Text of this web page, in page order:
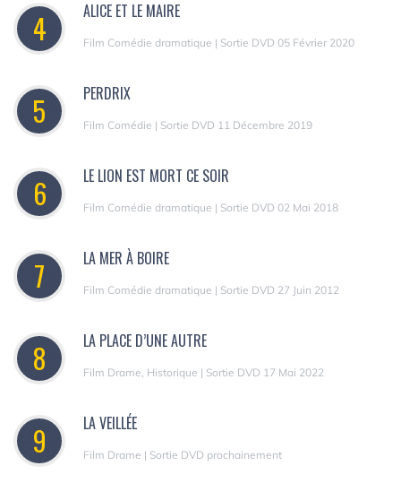
4 ALICE ET LE MAIRE
Film Comédie dramatique | Sortie DVD 05 Février 2020
5 PERDRIX
Film Comédie | Sortie DVD 11 Décembre 2019
6 LE LION EST MORT CE SOIR
Film Comédie dramatique | Sortie DVD 02 Mai 2018
7 LA MER À BOIRE
Film Comédie dramatique | Sortie DVD 27 Juin 2012
8 LA PLACE D’UNE AUTRE
Film Drame, Historique | Sortie DVD 17 Mai 2022
9 LA VEILLÉE
Film Drame | Sortie DVD prochainement